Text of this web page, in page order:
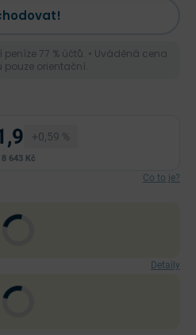
77 % účtů. • Uváděná cena
orientační.
+0,59 %
8 643 Kč
Co to je?
Detaily